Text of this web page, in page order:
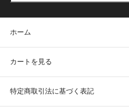
ホーム
カートを見る
特定商取引法に基づく表記